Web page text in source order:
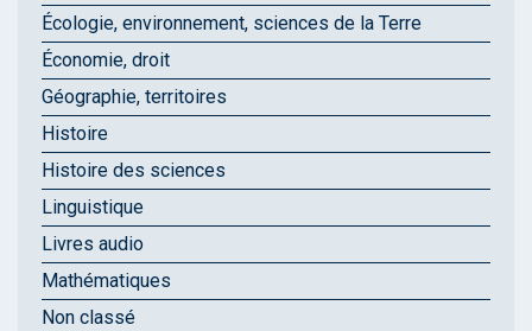
Écologie, environnement, sciences de la Terre
Économie, droit
Géographie, territoires
Histoire
Histoire des sciences
Linguistique
Livres audio
Mathématiques
Non classé